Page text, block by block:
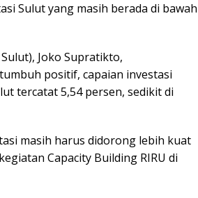
Sulut yang masih berada di bawah
Joko Supratikto,
positif, capaian investasi
tercatat 5,54 persen, sedikit di
masih harus didorong lebih kuat
Capacity Building RIRU di